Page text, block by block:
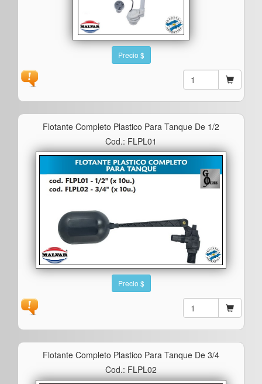
Precio $
Flotante Completo Plastico Para Tanque De 1/2
Cod.: FLPL01
Precio $
Flotante Completo Plastico Para Tanque De 3/4
Cod.: FLPL02